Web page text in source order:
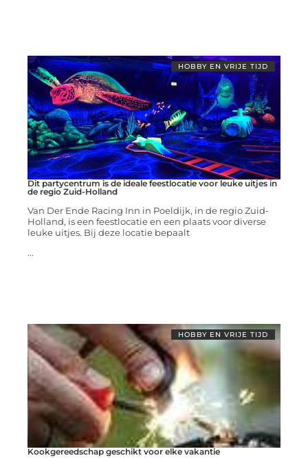
HOBBY EN VRIJE TIJD
Dit partycentrum is de ideale feestlocatie voor leuke uitjes in
de regio Zuid-Holland
Van Der Ende Racing Inn in Poeldijk, in de regio Zuid-
Holland, is een feestlocatie en een plaats voor diverse
leuke uitjes. Bij deze locatie bepaalt
...
HOBBY EN VRIJE TIJD
Kookgereedschap geschikt voor elke vakantie